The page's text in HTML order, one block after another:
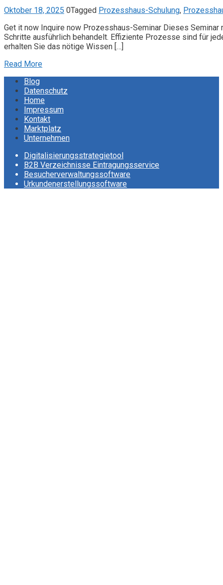
Oktober 18, 2025 0Tagged Prozesshaus-Schulung,
Get it now Inquire now Prozesshaus-Seminar Dieses
Schritte ausführlich behandelt. Effiziente Prozesse sind für
erhalten Sie das nötige Wissen […]
Read More
Blog
Datenschutz
Home
Impressum
Kontakt
Marktplatz
Unternehmen
Digitalisierungsstrategietool
B2B Verzeichnisse Eintragungsservice
Besucherverwaltungssoftware
Urkundenerstellungssoftware